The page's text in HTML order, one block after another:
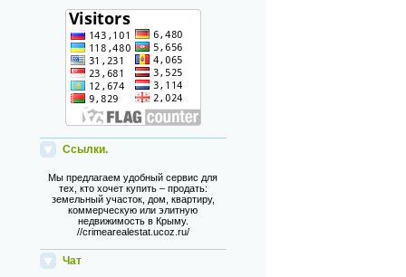
Ссылки.
Мы предлагаем удобный сервис для
тех, кто хочет купить – продать:
земельный участок, дом, квартиру,
коммерческую или элитную
недвижимость в Крыму.
//crimearealestat.ucoz.ru/
Чат